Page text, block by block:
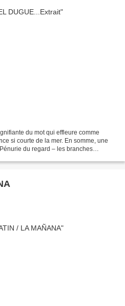
du mot qui effleure comme
si courte de la mer. En somme, une
du regard – les branches